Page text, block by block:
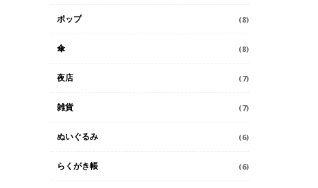
ポップ (8)
傘 (8)
夜店 (7)
雑貨 (7)
ぬいぐるみ (6)
らくがき帳 (6)